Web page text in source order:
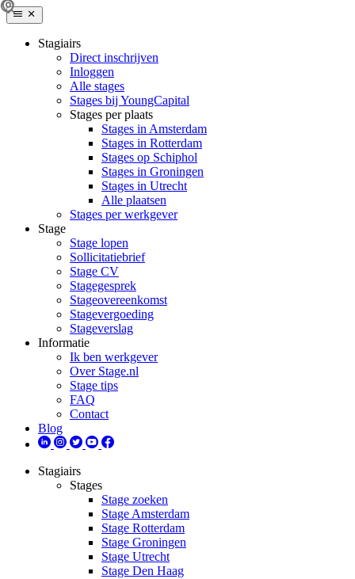
Stagiairs
Direct inschrijven
Inloggen
Alle stages
Stages bij YoungCapital
Stages per plaats
Stages in Amsterdam
Stages in Rotterdam
Stages op Schiphol
Stages in Groningen
Stages in Utrecht
Alle plaatsen
Stages per werkgever
Stage
Stage lopen
Sollicitatiebrief
Stage CV
Stagegesprek
Stageovereenkomst
Stagevergoeding
Stageverslag
Informatie
Ik ben werkgever
Over Stage.nl
Stage tips
FAQ
Contact
Blog
Stagiairs
Stages
Stage zoeken
Stage Amsterdam
Stage Rotterdam
Stage Groningen
Stage Utrecht
Stage Den Haag